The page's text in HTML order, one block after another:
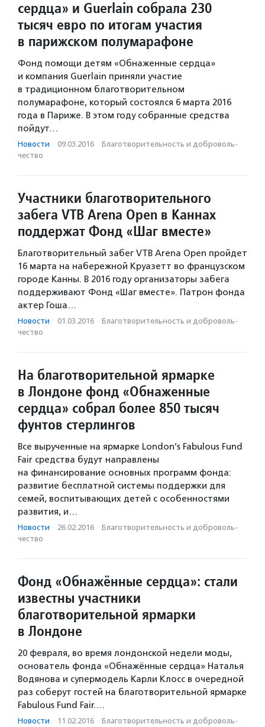
сердца» и Guerlain собрала 230
тысяч евро по итогам участия
в парижском полумарафоне
Фонд помощи детям «Обнаженные сердца»
и компания Guerlain приняли участие
в традиционном благотворительном
полумарафоне, который состоялся 6 марта 2016
года в Париже. В этом году собранные средства
пойдут…
Новости · 09.03.2016 · Благотвори­тель­ность и доброволь­
чест­во
Участники благотворительного
забега VTB Arena Open в Каннах
поддержат Фонд «Шаг вместе»
Благотворительный забег VTB Arena Open пройдет
16 марта на набережной Круазетт во французском
городе Канны. В 2016 году организаторы забега
поддерживают Фонд «Шаг вместе». Патрон фонда
актер Гоша…
Новости · 01.03.2016 · Благотвори­тель­ность и доброволь­
чест­во
На благотворительной ярмарке
в Лондоне фонд «Обнаженные
сердца» собрал более 850 тысяч
фунтов стерлингов
Все вырученные на ярмарке London’s Fabulous Fund
Fair средства будут направлены
на финансирование основных программ фонда:
развитие бесплатной системы поддержки для
семей, воспитывающих детей с особенностями
развития, и…
Новости · 26.02.2016 · Благотвори­тель­ность и доброволь­
чест­во
Фонд «Обнажённые сердца»: стали
известны участники
благотворительной ярмарки
в Лондоне
20 февраля, во время лондонской недели моды,
основатель фонда «Обнажённые сердца» Наталья
Водянова и супермодель Карли Клосс в очередной
раз соберут гостей на благотворительной ярмарке
Fabulous Fund Fair.…
Новости · 11.02.2016 · Благотвори­тель­ность и доброволь­